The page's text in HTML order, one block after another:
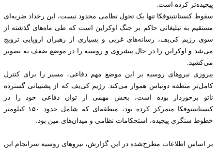
پیچیده‌تر کرده است.
سقوط کنستانتینوفکا تنها یک تحول نظامی محدود نیست، این رخداد ضربه‌ای
مستقیم به تبلیغاتی حاکم بر جنگ اوکراین است که طی ماه‌های گذشته از
سوی رژیم کی‌یف، رسانه‌های غربی و بسیاری از رهبران اروپایی ترویج
می‌شد و اوکراین را در حال پیشروی و روسیه را در موضع ضعف به تصویر
می‌کشید.
پیروزی نیروهای روسیه بر این موضع مهم دفاعی، مسیر را برای کنترل
کامل‌تر منطقه دونباس هموار می‌کند. رژیم کی‌یف که از پشتیبانی گسترده
ناتو برخوردار بوده است، بخش مهمی از توان دفاعی خود را در
کنستانتینوفکا متمرکز کرده بود، منطقه‌ای که شامل حدود ۱۵۰ کیلومتر
خطوط سنگری پیچیده، استحکامات نظامی و میدان‌های مین بود.
بر اساس اطلاعات مطرح‌شده در این گزارش، نیروهای روسیه سرانجام این